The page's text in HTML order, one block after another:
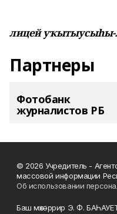
лицейуҡытыусыһы-
Партнеры
Фотобанк
журналистов РБ
© 2026 Учредитель -
массовой информации
Об использовании
Баш мөхәррир Э. Ф.